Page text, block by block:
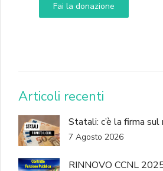
Fai la donazione
DONA
Articoli recenti
Statali: c’è la firma
7 Agosto 2026
RINNOVO CCNL